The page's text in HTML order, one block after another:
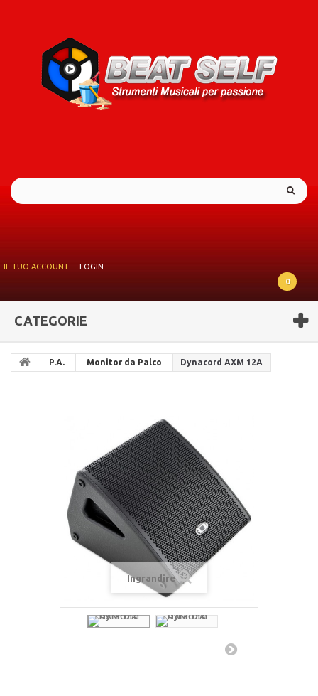
IL TUO ACCOUNT
LOGIN
0
CATEGORIE
P.A. Monitor da Palco Dynacord AXM 12A
Ingrandire